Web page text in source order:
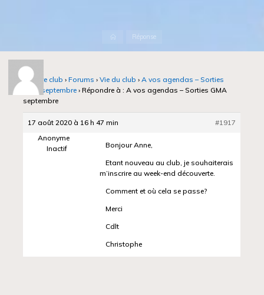
AccueilRéponse
Notre club › Forums › Vie du club › A vos agendas – Sorties
GMA septembre › Répondre à : A vos agendas – Sorties GMA
septembre
17 août 2020 à 16 h 47 min
#1917
Anonyme
Inactif
Bonjour Anne,
Etant nouveau au club, je souhaiterais
m’inscrire au week-end découverte.
Comment et où cela se passe?
Merci
Cdlt
Christophe